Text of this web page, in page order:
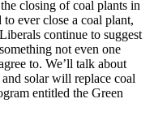
closing of coal plants in
ever close a coal plant,
continue to suggest
not even one
to. We’ll talk about
solar will replace coal
entitled the Green